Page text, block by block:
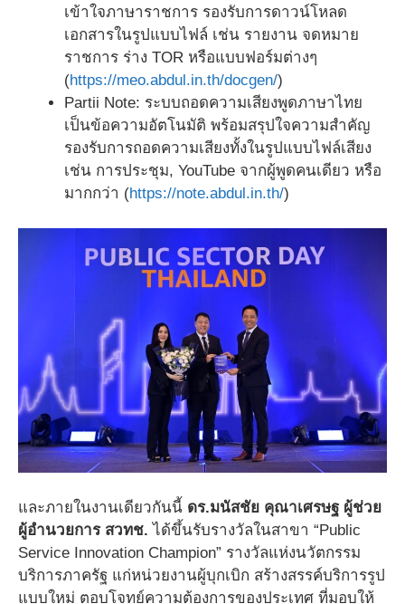
เข้าใจภาษาราชการ รองรับการดาวน์โหลด
เอกสารในรูปแบบไฟล์ เช่น รายงาน จดหมาย
ราชการ ร่าง TOR หรือแบบฟอร์มต่างๆ
(https://meo.abdul.in.th/docgen/)
Partii Note: ระบบถอดความเสียงพูดภาษาไทย
เป็นข้อความอัตโนมัติ พร้อมสรุปใจความสำคัญ
รองรับการถอดความเสียงทั้งในรูปแบบไฟล์เสียง
เช่น การประชุม, YouTube จากผู้พูดคนเดียว หรือ
มากกว่า (https://note.abdul.in.th/)
และภายในงานเดียวกันนี้ ดร.มนัสชัย คุณาเศรษฐ ผู้ช่วย
ผู้อำนวยการ สวทช. ได้ขึ้นรับรางวัลในสาขา “Public
Service Innovation Champion” รางวัลแห่งนวัตกรรม
บริการภาครัฐ แก่หน่วยงานผู้บุกเบิก สร้างสรรค์บริการรูป
แบบใหม่ ตอบโจทย์ความต้องการของประเทศ ที่มอบให้